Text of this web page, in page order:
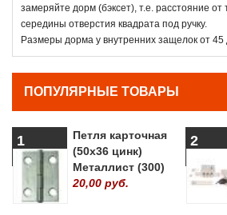
замеряйте дорм (бэксет), т.е. расстояние от
середины отверстия квадрата под ручку.
Размеры дорма у внутренних защелок от
ПОПУЛЯРНЫЕ ТОВАРЫ
1
Петля карточная
(50х36 цинк)
Металлист (300)
20,00 руб.
2